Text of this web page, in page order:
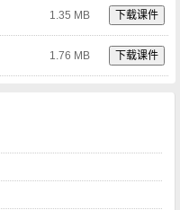
1.35 MB 下载课件
1.76 MB 下载课件